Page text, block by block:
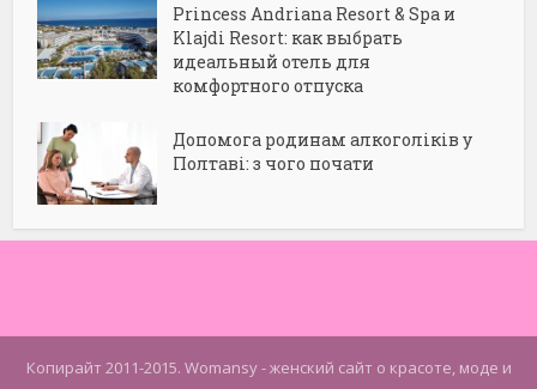
Princess Andriana Resort & Spa и
Klajdi Resort: как выбрать
идеальный отель для
комфортного отпуска
Допомога родинам алкоголіків у
Полтаві: з чого почати
Копирайт 2011-2015. Womansy - женский сайт о красоте, моде и